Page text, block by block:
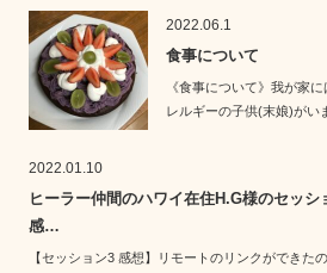
2022.06.1
食事について
《食事について》我が家
レルギーの子供(末娘)がい
2022.01.10
ヒーラー仲間のハワイ在住H.G様のセッ
感…
【セッション3 感想】リモートのリンクができた